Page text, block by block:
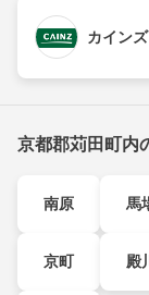
カイン
京都郡苅田町内
南原 馬
京町 殿